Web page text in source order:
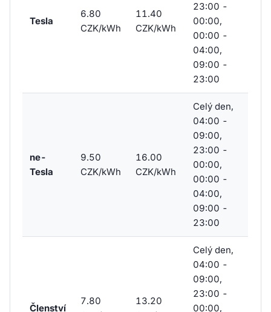
Tesla
6.80
CZK/kWh
11.40
CZK/kWh
23:00 -
00:00,
00:00 -
04:00,
09:00 -
23:00
ne-
Tesla
9.50
CZK/kWh
16.00
CZK/kWh
Celý den,
04:00 -
09:00,
23:00 -
00:00,
00:00 -
04:00,
09:00 -
23:00
Členství
7.80
13.20
Celý den,
04:00 -
09:00,
23:00 -
00:00,